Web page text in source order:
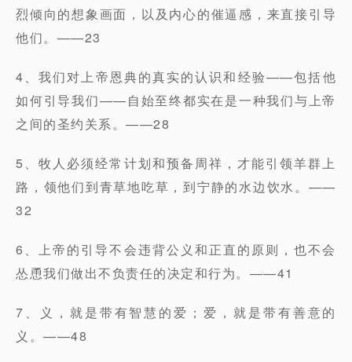
烈倾向的想象画面，以及内心的催逼感，来直接引导
他们。——23
4、我们对上帝恩典的真实的认识和经验——包括他
如何引导我们——自始至终都实在是一种我们与上帝
之间的圣约关系。——28
5、牧人必须经常计划和预备周祥，才能引领羊群上
路，领他们到青草地吃草，到宁静的水边饮水。——
32
6、上帝的引导不会违背公义和正直的原则，也不会
怂恿我们做出不负责任的决定和行为。——41
7、义，就是带有智慧的爱；爱，就是带有善意的
义。——48